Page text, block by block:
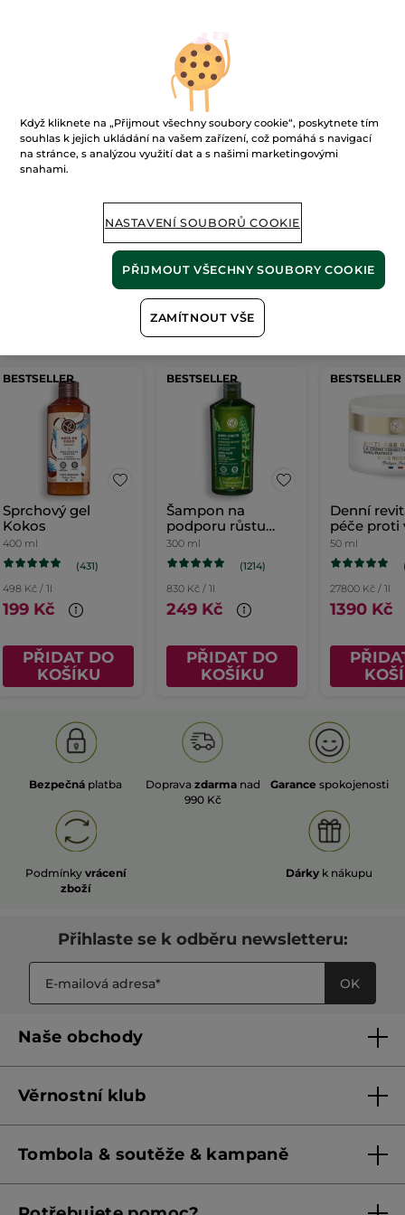
Ups!
Stránku nelze zobrazit.
odkaz není platný.
nejprodávanější produkty
BESTSELLER
Sprchový gel
Kokos
400 ml
(431)
498 Kč / 1l
199 Kč
PŘIDAT DO
KOŠÍKU
BESTSELLER
Šampon na
podporu růstu
vlasů
300 ml
(1214)
830 Kč / 1l
249 Kč
PŘIDAT DO
KOŠÍKU
BESTSELLER
Denní
péče proti
50 ml
27800 Kč / 1l
1390 Kč
Bezpečná platba Doprava zdarma nad
990 Kč
Garance spokojenosti
Podmínky vrácení
zboží
Dárky k nákupu
Přihlaste se k odběru newsletteru:
OK
Naše obchody
Franšízing
Věrnostní klub
Pravidla věrnostního klubu od 1. 6. 2026
Tombola & soutěže & kampaně
Když kliknete na „Přijmout všechny soubory cookie“, poskytnete tím
souhlas k jejich ukládání na vašem zařízení, což pomáhá s navigací
na stránce, s analýzou využití dat a s našimi marketingovými
snahami.
NASTAVENÍ SOUBORŮ COOKIE
ZAMÍTNOUT VŠE
PŘIJMOUT VŠECHNY SOUBORY COOKIE